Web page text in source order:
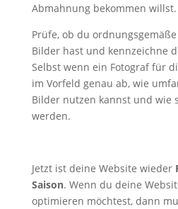
Abmahnung bekommen
Prüfe, ob du
Bilder hast und kennzeichne
Selbst wenn ein Fotograf für
im Vorfeld genau ab, wie
Bilder nutzen kannst und wie
werden.
Jetzt ist deine Website wieder
Saison. Wenn du deine
optimieren möchtest, dann